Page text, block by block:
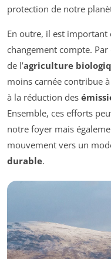
protection de notre
En outre, il est important
changement compte.
de l’agriculture
moins carnée contribue
à la réduction des
Ensemble, ces efforts
notre foyer mais
mouvement vers un
durable.